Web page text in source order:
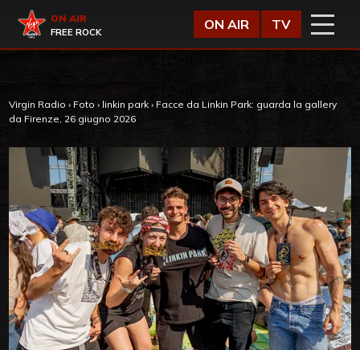
Virgin Radio
ON AIR
FREE ROCK
ON AIR TV
Virgin Radio › Foto › linkin park › Facce da Linkin Park: guarda la gallery
da Firenze, 26 giugno 2026